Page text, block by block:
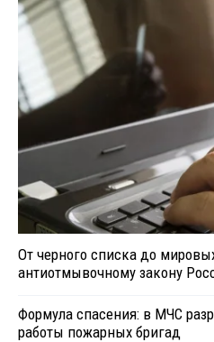
От черного списка до
антиотмывочному закону
Формула спасения: в МЧС
работы пожарных бригад